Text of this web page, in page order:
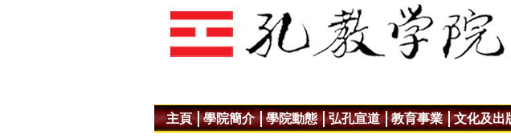
主頁 學院簡介 學院動態 弘孔宣道 教育事業 文化及出